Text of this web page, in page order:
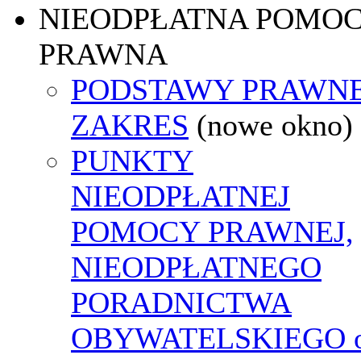
NIEODPŁATNA
PRAWNA
PODSTAWY
ZAKRES (nowe okno)
PUNKTY
NIEODPŁATNEJ
POMOCY PRAWNEJ,
NIEODPŁATNEGO
PORADNICTWA
OBYWATELSKIEGO